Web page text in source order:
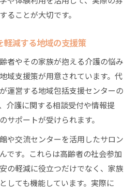
ることが大切です。
軽減する地域の支援策
者やその家族が抱える介護の悩み
域支援策が用意されています。代
運営する地域包括支援センターの
介護に関する相談受付や情報提
サポートが受けられます。
や交流センターを活用したサロン
です。これらは高齢者の社会参加
の軽減に役立つだけでなく、家族
しても機能しています。実際に